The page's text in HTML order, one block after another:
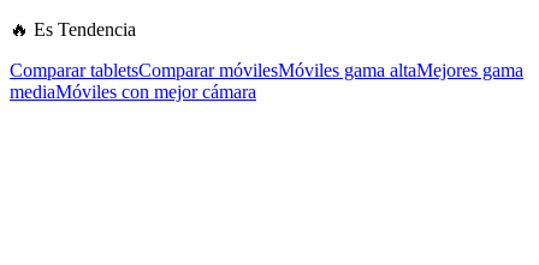
🔥 Es Tendencia
Comparar tabletsComparar móvilesMóviles gama altaMejores gama
mediaMóviles con mejor cámara